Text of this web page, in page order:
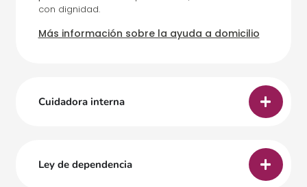
con dignidad.
Más información sobre la ayuda a domicilio
Cuidadora interna
Ley de dependencia